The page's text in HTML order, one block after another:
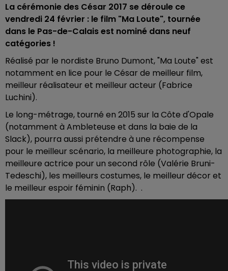
La cérémonie des César 2017 se déroule ce
vendredi 24 février : le film "Ma Loute", tournée
dans le Pas-de-Calais est nominé dans neuf
catégories !
Réalisé par le nordiste Bruno Dumont, "Ma Loute" est
notamment en lice pour le César de meilleur film,
meilleur réalisateur et meilleur acteur (Fabrice
Luchini).
Le long-métrage, tourné en 2015 sur la Côte d'Opale
(notamment à Ambleteuse et dans la baie de la
Slack), pourra aussi prétendre à une récompense
pour le meilleur scénario, la meilleure photographie, la
meilleure actrice pour un second rôle (Valérie Bruni-
Tedeschi), les meilleurs costumes, le meilleur décor et
le meilleur espoir féminin (Raph). .